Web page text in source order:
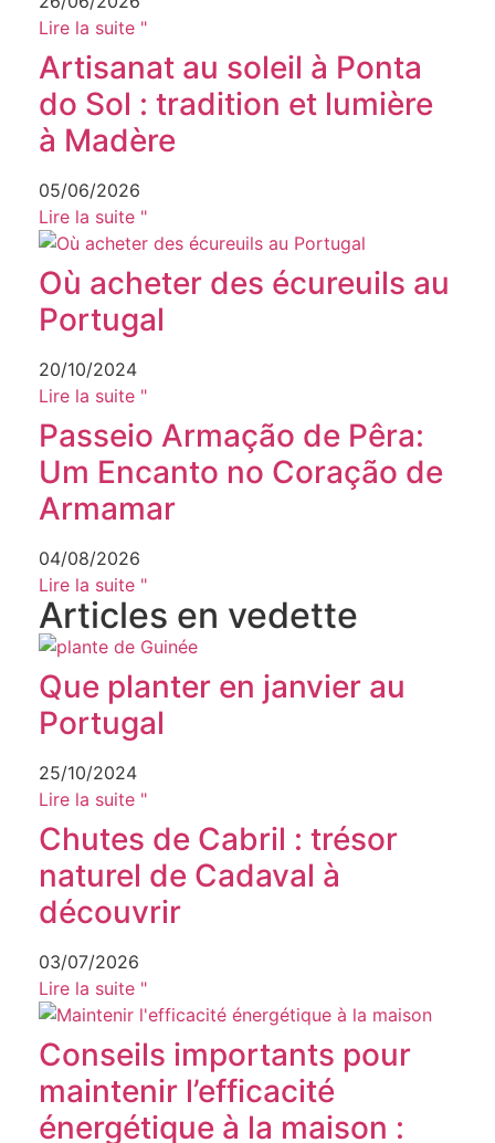
Lire la suite "
Artisanat au soleil à Ponta
do Sol : tradition et lumière
à Madère
05/06/2026
Lire la suite "
Où acheter des écureuils au
Portugal​
20/10/2024
Lire la suite "
Passeio Armação de Pêra:
Um Encanto no Coração de
Armamar
04/08/2026
Lire la suite "
Articles en vedette
Que planter en janvier au
Portugal
25/10/2024
Lire la suite "
Chutes de Cabril : trésor
naturel de Cadaval à
découvrir
03/07/2026
Lire la suite "
Conseils importants pour
maintenir l’efficacité
énergétique à la maison :